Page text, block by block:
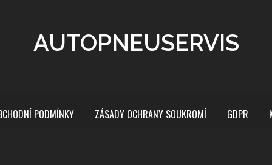
AUTOPNEUSERVIS
PODMÍNKY ZÁSADY OCHRANY SOUKROMÍ GDPR